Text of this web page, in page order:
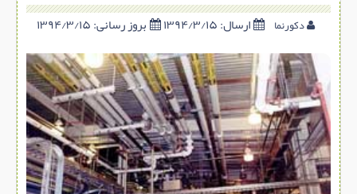
درب و پنجره
شهری ترافیکی
ساخت و ساز
مصالح ساختمانی
سازه پیش ساخته
سنگ ساختمانی
دکورنما ارسال:۱۳۹۴/۳/۱۵ بروز رسانی: